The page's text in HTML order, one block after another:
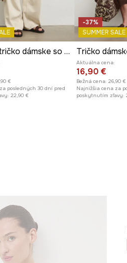
Bavlnené tričko dámske so vzorom
€
posledných 30 dní pred
22,90 €
-37%
SUMMER SALE
Tričko
Aktuálna cena:
16,90 €
Bežná cena: 26,90 €
Najnižšia cena za
poskytnutím zľavy: